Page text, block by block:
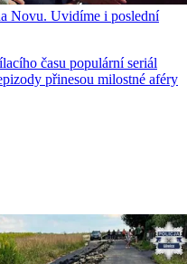
Novu. Uvidíme i poslední
času populární seriál
přinesou milostné aféry